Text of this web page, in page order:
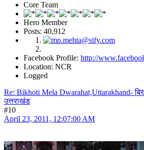
Core Team
Hero Member
Posts: 40,912
Facebook Profile: http://
Location: NCR
Logged
Re: Bikhoti Mela Dwarahat,Uttarakhand-
उत्तराखंड
#10
April 23, 2011, 12:07:00 AM